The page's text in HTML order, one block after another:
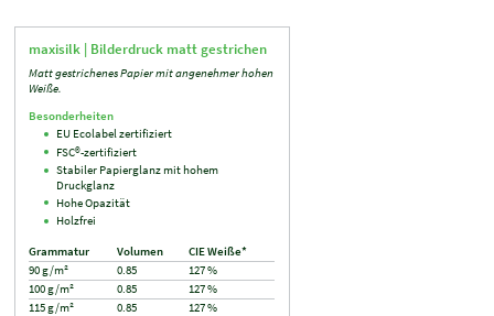
maxisilk | Bilderdruck matt gestrichen
Matt gestrichenes Papier mit angenehmer hohen
Weiße.
Besonderheiten
EU Ecolabel zertifiziert
FSC®-zertifiziert
Stabiler Papierglanz mit hohem
Druckglanz
Hohe Opazität
Holzfrei
Grammatur Volumen
CIE Weiße*
90 g/m²
0.85
127 %
100 g/m²
0.85
127 %
115 g/m²
0.85
127 %